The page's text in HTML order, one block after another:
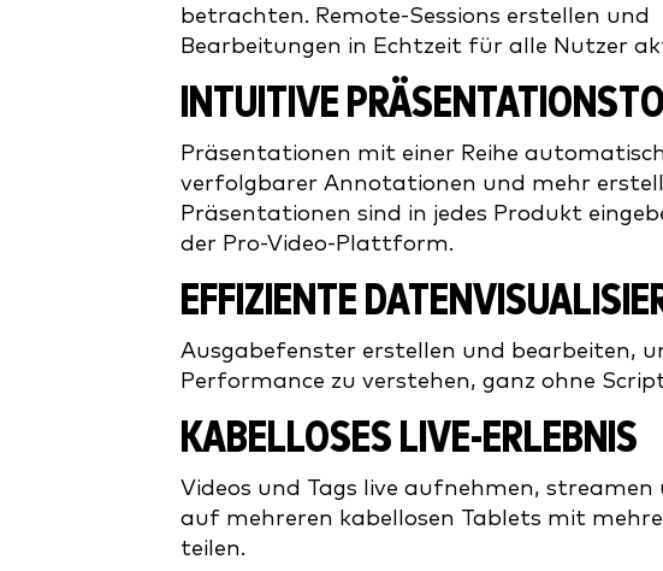
betrachten. Remote-Sessions erstellen und
Bearbeitungen in Echtzeit für alle Nutzer
INTUITIVE
Präsentationen mit einer Reihe
verfolgbarer Annotationen und mehr
Präsentationen sind in jedes Produkt
der Pro-Video-Plattform.
EFFIZIENTE
Ausgabefenster erstellen und bearbeiten,
Performance zu verstehen, ganz ohne
KABELLOSES LIVE-ERLEBNIS
Videos und Tags live aufnehmen,
auf mehreren kabellosen Tablets mit
teilen.